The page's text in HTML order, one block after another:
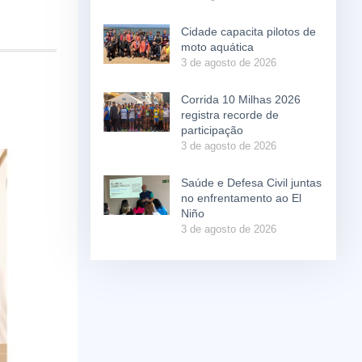
Cidade capacita pilotos de
moto aquática
3 de agosto de 2026
Corrida 10 Milhas 2026
registra recorde de
participação
3 de agosto de 2026
Saúde e Defesa Civil juntas
no enfrentamento ao El
Niño
3 de agosto de 2026